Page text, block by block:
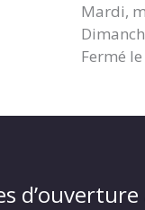
Mardi,
Fermé
d’ouverture